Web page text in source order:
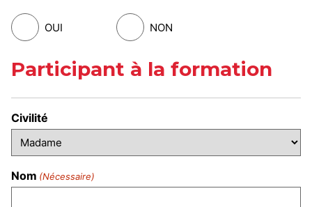
OUI NON
Participant à la formation
Civilité
Nom (Nécessaire)